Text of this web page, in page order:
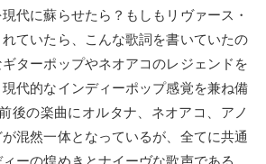
代に蘇らせたら？もしもリヴァース・
ていたら、こんな歌詞を書いていたの
ターポップやネオアコのレジェンドを
代的なインディーポップ感覚を兼ね備
後の楽曲にオルタナ、ネオアコ、アノ
混然一体となっているが、全てに共通
ーの煌めきとナイーヴな歌声である。